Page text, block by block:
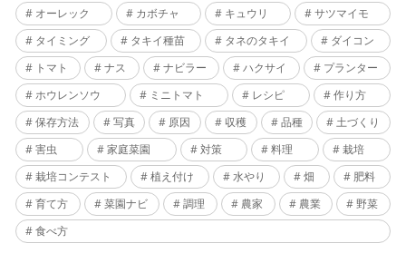
オーレック
カボチャ キュウリ
サツマイモ
タイミング
タキイ種苗 タネのタキイ
ダイコン
トマト
ナス ナビラー ハクサイ
プランター
ホウレンソウ
ミニトマト レシピ
作り方
保存方法
写真 原因 収穫 品種
土づくり
害虫
家庭菜園 対策 料理
栽培
栽培コンテスト
植え付け 水やり 畑
肥料
育て方
菜園ナビ 調理 農家 農業
野菜
食べ方